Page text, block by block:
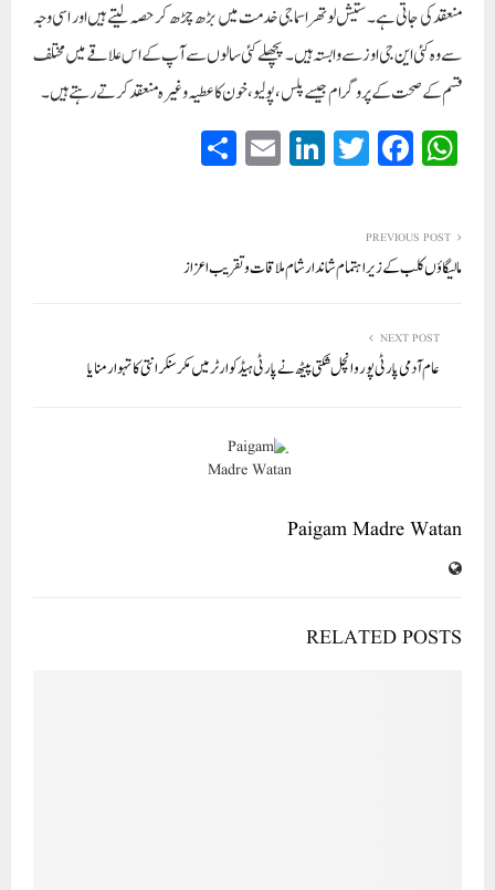
منعقد کی جاتی ہے۔ ستیش لوتھرا سماجی خدمت میں بڑھ چڑھ کر حصہ لیتے ہیں اور اسی وجہ
سے وہ کئی این جی اوز سے وابستہ ہیں۔ پچھلے کئی سالوں سے آپ کے اس علاقے میں مختلف
قسم کے صحت کے پروگرام جیسے پلس، پولیو، خون کا عطیہ وغیرہ منعقد کرتے رہتے ہیں۔
W
ha
A
pp
Fa
ce
ok
T
wi
r
Li
nk
In
E
m
PREVIOUS POST
مالیگاؤں کلب کے زیر اہتمام شاندار شام ملاقات و تقریب اعزاز
NEXT POST
عام آدمی پارٹی پوروانچل شکتی پیٹھ نے پارٹی ہیڈکوارٹر میں مکر سنکرانتی کا تہوار منایا
Paigam Madre Watan
RELATED POSTS